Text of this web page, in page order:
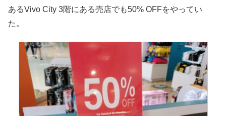
あるVivo City 3階にある売店でも50% OFFをやってい
た。